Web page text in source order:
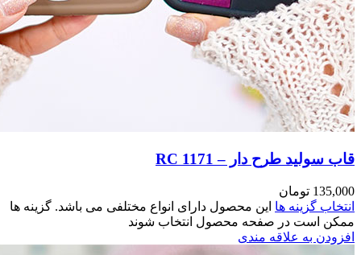
مختلفی می باشد. گزینه ها